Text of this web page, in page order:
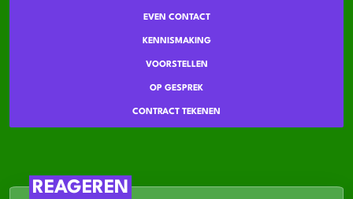
EVEN CONTACT
KENNISMAKING
VOORSTELLEN
OP GESPREK
CONTRACT TEKENEN
REAGEREN